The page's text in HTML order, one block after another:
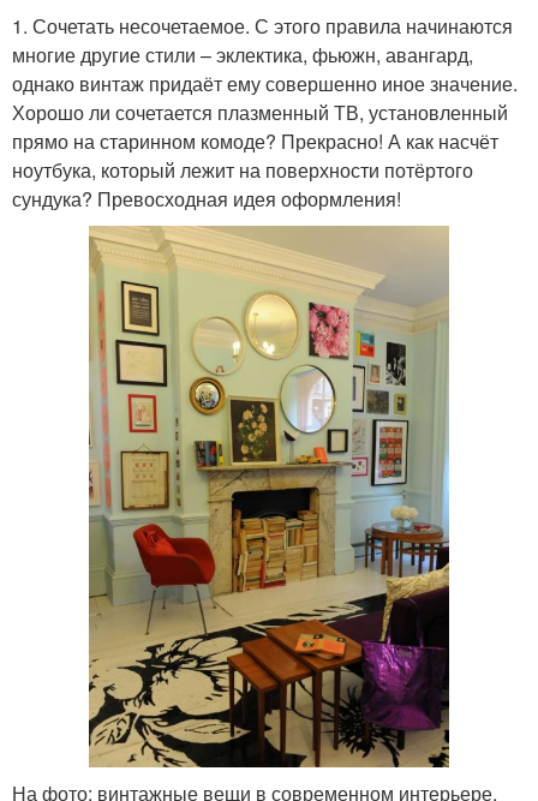
1. Сочетать несочетаемое. С этого правила начинаются
многие другие стили – эклектика, фьюжн, авангард,
однако винтаж придаёт ему совершенно иное значение.
Хорошо ли сочетается плазменный ТВ, установленный
прямо на старинном комоде? Прекрасно! А как насчёт
ноутбука, который лежит на поверхности потёртого
сундука? Превосходная идея оформления!
На фото: винтажные вещи в современном интерьере.